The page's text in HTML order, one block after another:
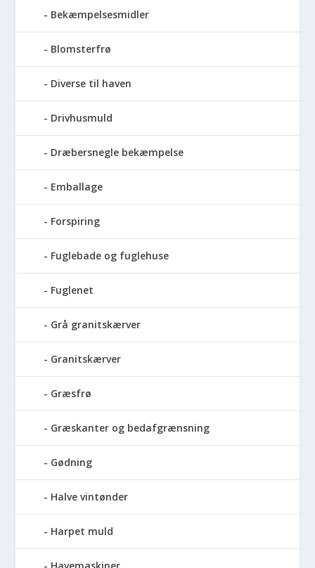
Bekæmpelsesmidler
Blomsterfrø
Diverse til haven
Drivhusmuld
Dræbersnegle bekæmpelse
Emballage
Forspiring
Fuglebade og fuglehuse
Fuglenet
Grå granitskærver
Granitskærver
Græsfrø
Græskanter og bedafgrænsning
Gødning
Halve vintønder
Harpet muld